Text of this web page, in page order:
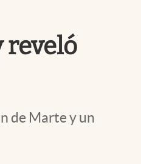
reveló
de Marte y un